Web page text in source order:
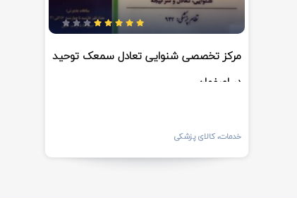
مرکز تخصصی شنوایی تعادل سمعک توحید
در اصفهان
خدمات، کالای پزشکی